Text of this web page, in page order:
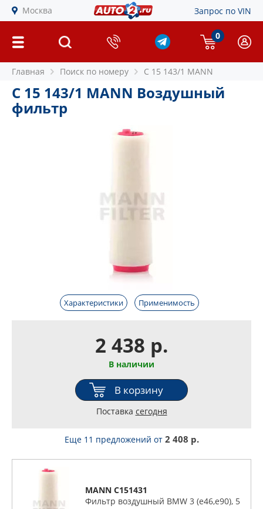
Москва Запрос по VIN
0
Главная Поиск по номеру C 15 143/1 MANN
C 15 143/1 MANN Воздушный
фильтр
Характеристики Применимость
2 438 р.
В наличии
В корзину
Поставка сегодня
Еще 11 предложений от 2 408 р.
MANN C151431
Фильтр воздушный BMW 3 (e46,e90), 5